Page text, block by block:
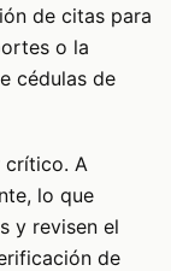
de citas para
o la
cédulas de
crítico. A
lo que
y revisen el
de